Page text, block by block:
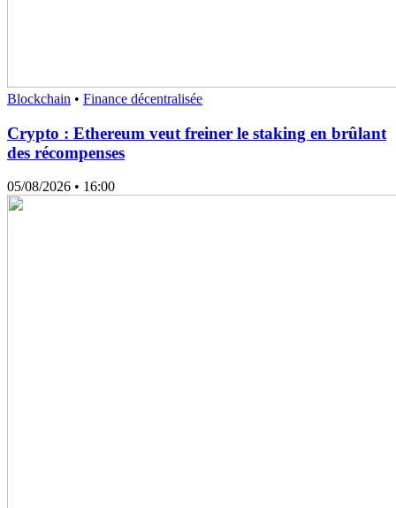
Blockchain • Finance décentralisée
Crypto : Ethereum veut freiner le staking en brûlant
des récompenses
05/08/2026 • 16:00